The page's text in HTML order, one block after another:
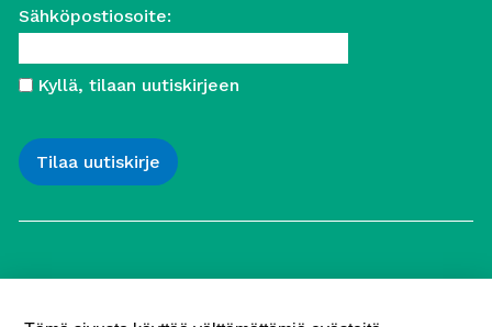
Sähköpostiosoite:
Kyllä, tilaan uutiskirjeen
Työttömien Keskusjärjestö ry